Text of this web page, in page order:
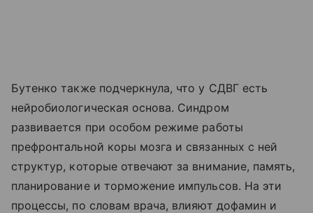
Бутенко также подчеркнула, что у СДВГ есть
нейробиологическая основа. Синдром
развивается при особом режиме работы
префронтальной коры мозга и связанных с ней
структур, которые отвечают за внимание, память,
планирование и торможение импульсов. На эти
процессы, по словам врача, влияют дофамин и